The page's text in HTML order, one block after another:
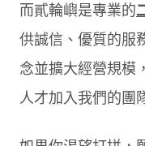
而貳輪嶼是專業的
供誠信、優質的服
念並擴大經營規模
人才加入我們的團